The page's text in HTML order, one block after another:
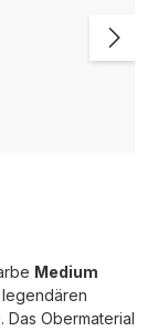
Medium
Das Obermaterial